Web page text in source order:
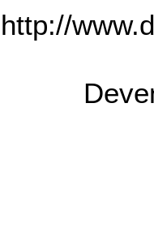
http://